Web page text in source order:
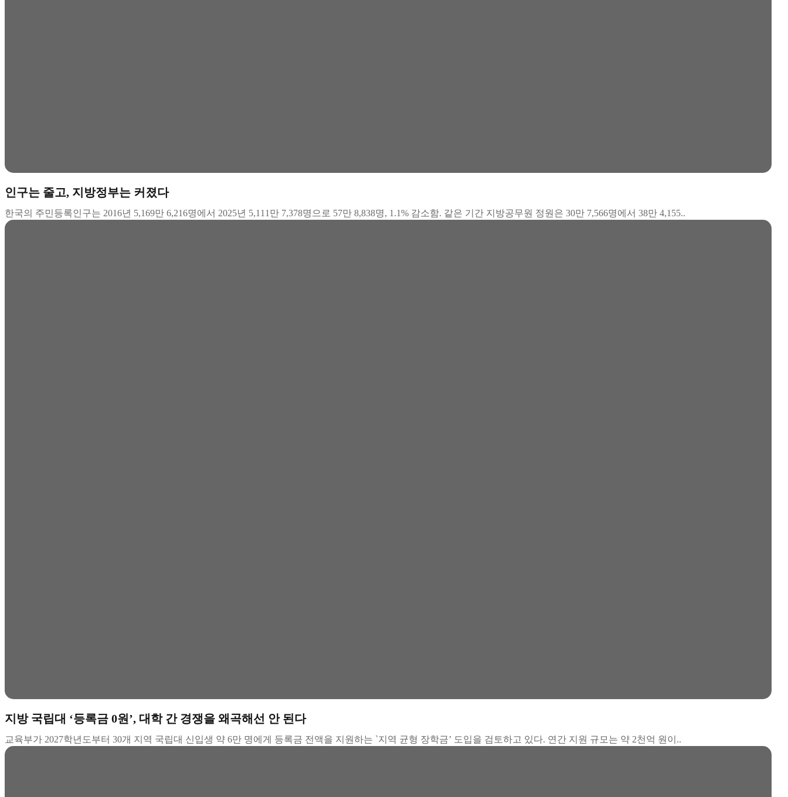
인구는 줄고, 지방정부는 커졌다
한국의 주민등록인구는 2016년 5,169만 6,216명에서 2025년 5,111만 7,378명으로 57만 8,838명, 1.1% 감소함. 같은 기간 지방공무원 정원은 30만 7,566명에서 38만 4,155..
지방 국립대 ‘등록금 0원’, 대학 간 경쟁을 왜곡해선 안 된다
교육부가 2027학년도부터 30개 지역 국립대 신입생 약 6만 명에게 등록금 전액을 지원하는 `지역 균형 장학금’ 도입을 검토하고 있다. 연간 지원 규모는 약 2천억 원이..